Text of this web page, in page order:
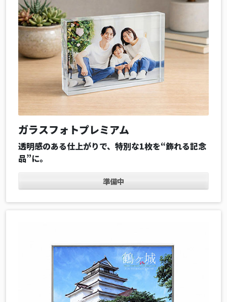
ガラスフォトプレミアム
透明感のある仕上がりで、特別な1枚を“飾れる記念
品”に。
準備中